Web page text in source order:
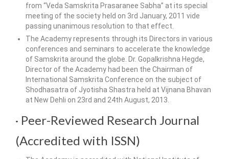
from “Veda Samskrita Prasaranee Sabha” at its special
meeting of the society held on 3rd January, 2011 vide
passing unanimous resolution to that effect.
The Academy represents through its Directors in various
conferences and seminars to accelerate the knowledge
of Samskrita around the globe. Dr. Gopalkrishna Hegde,
Director of the Academy had been the Chairman of
International Samskrita Conference on the subject of
Shodhasatra of Jyotisha Shastra held at Vijnana Bhavan
at New Dehli on 23rd and 24th August, 2013.
· Peer-Reviewed Research Journal
(Accredited with ISSN)